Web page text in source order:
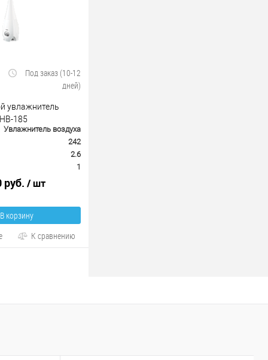
Под заказ (10-12
дней)
увлажнитель
185
Увлажнитель воздуха
242
2.6
1
руб. / шт
В корзину
К сравнению